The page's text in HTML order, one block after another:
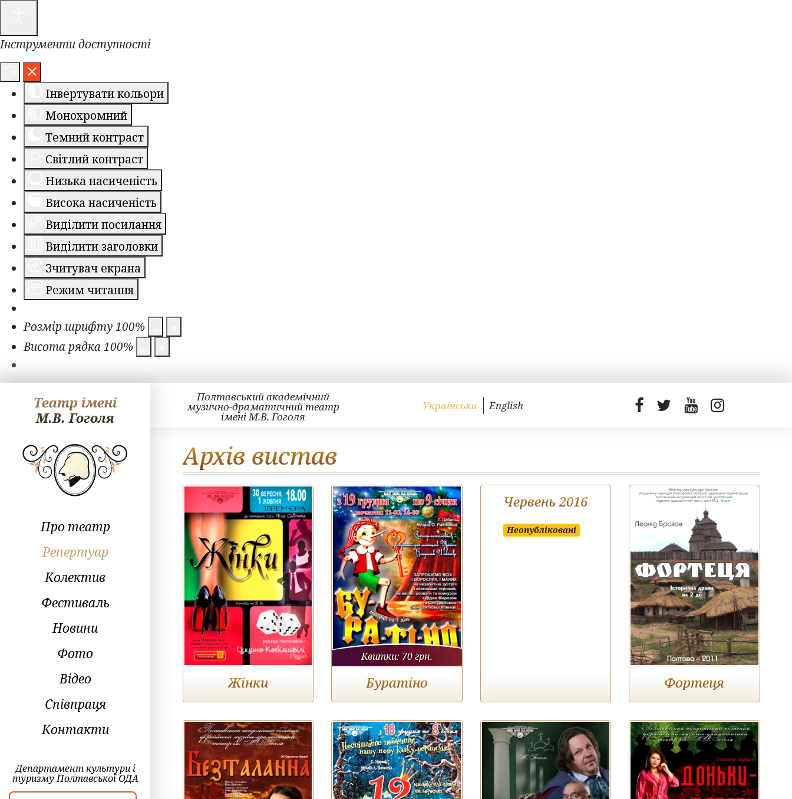
Інструменти доступності
Інвертувати кольори
Монохромний
Темний контраст
Світлий контраст
Низька насиченість
Висока насиченість
Виділити посилання
Виділити заголовки
Зчитувач екрана
Режим читання
Розмір шрифту100%
Висота рядка100%
Театр імені
М.В. Гоголя
Про театр
Репертуар
Колектив
Фестиваль
Новини
Фото
Відео
Співпраця
Контакти
Департамент культури і
туризму Полтавської ОДА
Полтавський академічний
музично-драматичний театр
імені М.В. Гоголя
Українська English
Архів вистав
Жінки
Квитки: 70 грн.
Буратіно
Червень 2016
Неопубліковані
Фортеця